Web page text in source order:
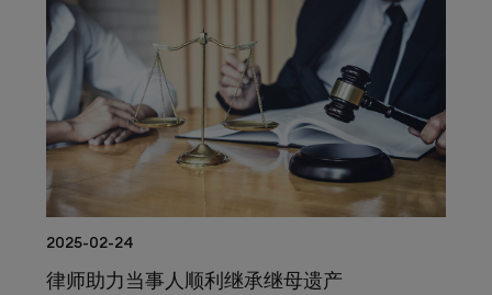
2025-02-24
律师助力当事人顺利继承继母遗产